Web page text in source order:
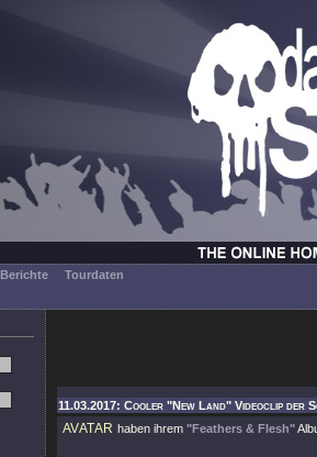
Berichte Tourdaten
11.03.2017: Cooler "New Land" Videoclip der
AVATAR haben ihrem "Feathers & Flesh"